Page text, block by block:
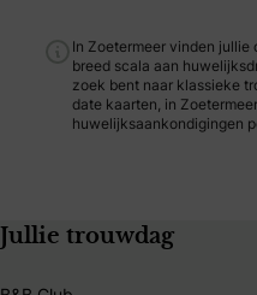
In Zoetermeer vinden jullie
breed scala aan
zoek bent naar klassieke
date kaarten, in
huwelijksaankondigingen
Jullie trouwdag